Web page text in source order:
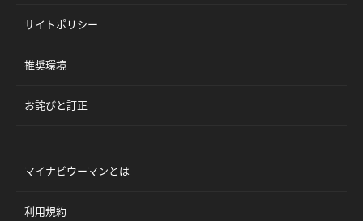
サイトポリシー
推奨環境
お詫びと訂正
マイナビウーマンとは
利用規約